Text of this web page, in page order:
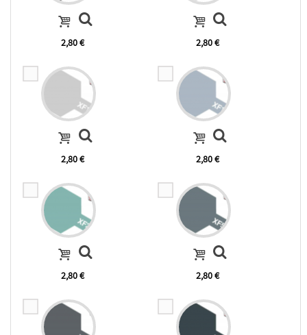
2,80 € 2,80 €
2,80 € 2,80 €
2,80 € 2,80 €